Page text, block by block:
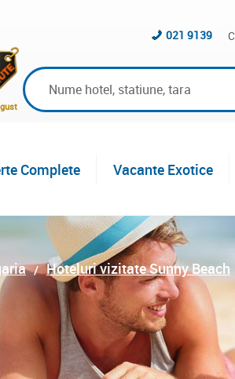
021 9139
Complete Vacante Exotice
Hoteluri vizitate Sunny Beach